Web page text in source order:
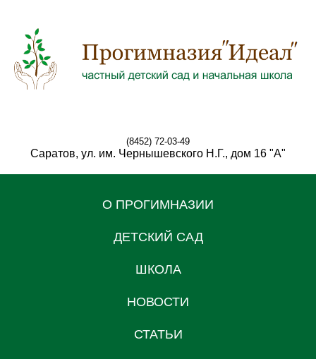
(8452) 72-03-49
Саратов, ул. им. Чернышевского Н.Г., дом 16 "А"
О ПРОГИМНАЗИИ
ДЕТСКИЙ САД
ШКОЛА
НОВОСТИ
СТАТЬИ